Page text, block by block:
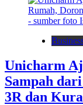
Unicharm
Sampah
3R dan